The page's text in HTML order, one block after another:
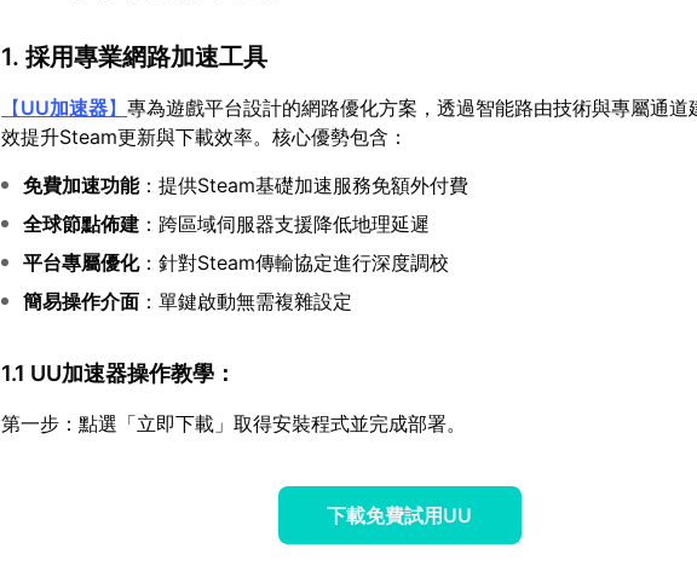
1. 採用專業網路加速工具
【UU加速器】專為遊戲平台設計的網路優化方案，透過智能路由技術與專屬通道
效提升Steam更新與下載效率。核心優勢包含：
免費加速功能：提供Steam基礎加速服務免額外付費
全球節點佈建 ：跨區域伺服器支援降低地理延遲
平台專屬優化：針對Steam傳輸協定進行深度調校
簡易操作介面 ：單鍵啟動無需複雜設定
1.1 UU加速器操作教學：
第一步：點選「立即下載」取得安裝程式並完成部署。
下載免費試用UU